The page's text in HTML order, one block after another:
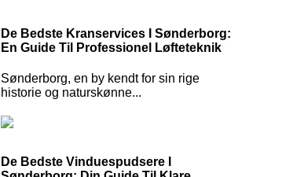
De Bedste Kranservices I Sønderborg:
En Guide Til Professionel Løfteteknik
Sønderborg, en by kendt for sin rige
historie og naturskønne...
De Bedste Vinduespudsere I